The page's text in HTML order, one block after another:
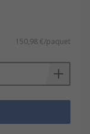
150,98 €/paquet